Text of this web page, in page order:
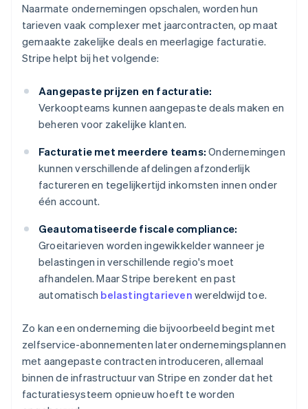
Naarmate ondernemingen opschalen, worden hun
tarieven vaak complexer met jaarcontracten, op maat
gemaakte zakelijke deals en meerlagige facturatie.
Stripe helpt bij het volgende:
Aangepaste prijzen en facturatie:
Verkoopteams kunnen aangepaste deals maken en
beheren voor zakelijke klanten.
Facturatie met meerdere teams: Ondernemingen
kunnen verschillende afdelingen afzonderlijk
factureren en tegelijkertijd inkomsten innen onder
één account.
Geautomatiseerde fiscale compliance:
Groeitarieven worden ingewikkelder wanneer je
belastingen in verschillende regio's moet
afhandelen. Maar Stripe berekent en past
automatisch belastingtarieven wereldwijd toe.
Zo kan een onderneming die bijvoorbeeld begint met
zelfservice-abonnementen later ondernemingsplannen
met aangepaste contracten introduceren, allemaal
binnen de infrastructuur van Stripe en zonder dat het
facturatiesysteem opnieuw hoeft te worden